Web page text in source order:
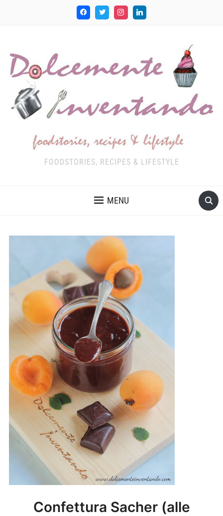
FOODSTORIES, RECIPES & LIFESTYLE
MENU
Confettura Sacher (alle